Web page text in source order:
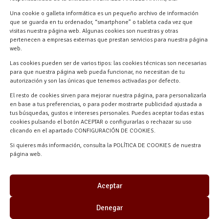
Una cookie o galleta informática es un pequeño archivo de información
que se guarda en tu ordenador, “smartphone” o tableta cada vez que
visitas nuestra página web. Algunas cookies son nuestras y otras
pertenecen a empresas externas que prestan servicios para nuestra página
web.
Las cookies pueden ser de varios tipos: las cookies técnicas son necesarias
para que nuestra página web pueda funcionar, no necesitan de tu
autorización y son las únicas que tenemos activadas por defecto.
El resto de cookies sirven para mejorar nuestra página, para personalizarla
en base a tus preferencias, o para poder mostrarte publicidad ajustada a
tus búsquedas, gustos e intereses personales. Puedes aceptar todas estas
cookies pulsando el botón ACEPTAR o configurarlas o rechazar su uso
clicando en el apartado CONFIGURACIÓN DE COOKIES.
Si quieres más información, consulta la POLÍTICA DE COOKIES de nuestra
página web.
Aceptar
Denegar
618 59 79 72 (Solo WhatsApp)
Materiales Manuel Martín Ctra.
Turégano-Navas de Oro, 47, 40280
Navalmanzano, Segovia, ESPAÑA
Desarrollado por